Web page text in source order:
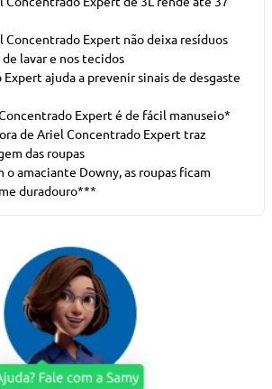
Concentrado Expert não deixa resíduos
lavar e nos tecidos
ajuda a prevenir sinais de desgaste
Expert é de fácil manuseio*
de Ariel Concentrado Expert traz
das roupas
o amaciante Downy, as roupas ficam
duradouro***